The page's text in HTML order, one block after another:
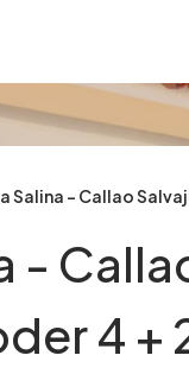
Salina - Callao
-
4 +